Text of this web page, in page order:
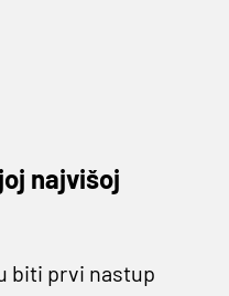
najvišoj
biti prvi nastup